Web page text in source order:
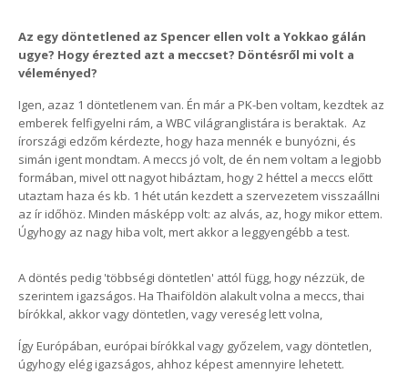
Az egy döntetlened az Spencer ellen volt a Yokkao gálán
ugye? Hogy érezted azt a meccset? Döntésről mi volt a
véleményed?
Igen, azaz 1 döntetlenem van. Én már a PK-ben voltam, kezdtek az
emberek felfigyelni rám, a WBC világranglistára is beraktak. Az
írországi edzőm kérdezte, hogy haza mennék e bunyózni, és
simán igent mondtam. A meccs jó volt, de én nem voltam a legjobb
formában, mivel ott nagyot hibáztam, hogy 2 héttel a meccs előtt
utaztam haza és kb. 1 hét után kezdett a szervezetem visszaállni
az ír időhöz. Minden másképp volt: az alvás, az, hogy mikor ettem.
Úgyhogy az nagy hiba volt, mert akkor a leggyengébb a test.
A döntés pedig 'többségi döntetlen' attól függ, hogy nézzük, de
szerintem igazságos. Ha Thaiföldön alakult volna a meccs, thai
bírókkal, akkor vagy döntetlen, vagy vereség lett volna,
Így Európában, európai bírókkal vagy győzelem, vagy döntetlen,
úgyhogy elég igazságos, ahhoz képest amennyire lehetett.